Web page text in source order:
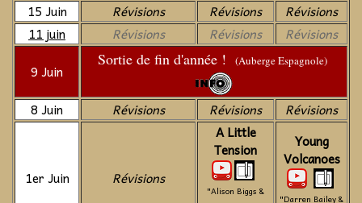
15 Juin
Révisions Révisions
Révisions
11 juin
Révisions Révisions
Révisions
9 Juin
Sortie de fin d'année ! (Auberge Espagnole)
8 Juin Révisions Révisions Révisions
1er Juin Révisions
A Little
Tension
"Alison Biggs &
Young
Volcanoes
"Darren Bailey &